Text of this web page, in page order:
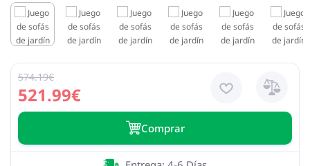
521.99€
574.19€
Сomprar